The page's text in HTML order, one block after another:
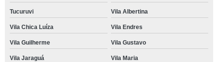
Tucuruvi Vila Albertina
Vila Chica Luíza Vila Endres
Vila Guilherme Vila Gustavo
Vila Jaraguá Vila Maria